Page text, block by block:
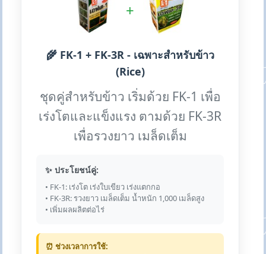
+
🌾 FK-1 + FK-3R - เฉพาะสำหรับข้าว
(Rice)
ชุดคู่สำหรับข้าว เริ่มด้วย FK-1 เพื่อ
เร่งโตและแข็งแรง ตามด้วย FK-3R
เพื่อรวงยาว เมล็ดเต็ม
✨ ประโยชน์คู่:
• FK-1: เร่งโต เร่งใบเขียว เร่งแตกกอ
• FK-3R: รวงยาว เมล็ดเต็ม น้ำหนัก 1,000 เมล็ดสูง
• เพิ่มผลผลิตต่อไร่
⏰ ช่วงเวลาการใช้: